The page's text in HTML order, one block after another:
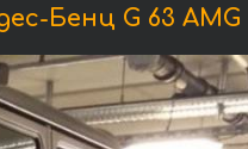
Бенц G 63 AMG